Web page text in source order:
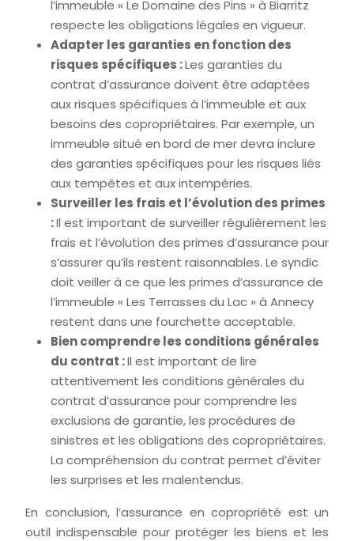
l’immeuble « Le Domaine des Pins » à Biarritz
respecte les obligations légales en vigueur.
Adapter les garanties en fonction des
risques spécifiques :Les garanties du
contrat d’assurance doivent être adaptées
aux risques spécifiques à l’immeuble et aux
besoins des copropriétaires. Par exemple, un
immeuble situé en bord de mer devra inclure
des garanties spécifiques pour les risques liés
aux tempêtes et aux intempéries.
Surveiller les frais et l’évolution des primes
:Il est important de surveiller régulièrement les
frais et l’évolution des primes d’assurance pour
s’assurer qu’ils restent raisonnables. Le syndic
doit veiller à ce que les primes d’assurance de
l’immeuble « Les Terrasses du Lac » à Annecy
restent dans une fourchette acceptable.
Bien comprendre les conditions générales
du contrat :Il est important de lire
attentivement les conditions générales du
contrat d’assurance pour comprendre les
exclusions de garantie, les procédures de
sinistres et les obligations des copropriétaires.
La compréhension du contrat permet d’éviter
les surprises et les malentendus.
En conclusion, l’assurance en copropriété est un
outil indispensable pour protéger les biens et les